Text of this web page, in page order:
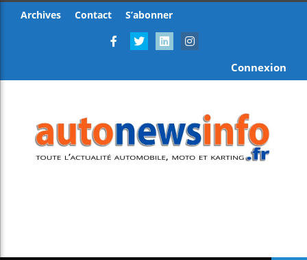
Archives Contact S’abonner
Connexion